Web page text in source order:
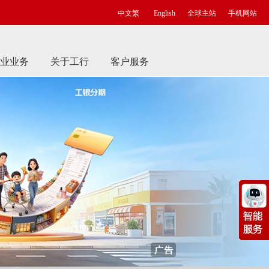
中文繁 English 全球主站 手机网站
业务 关于工行 客户服务